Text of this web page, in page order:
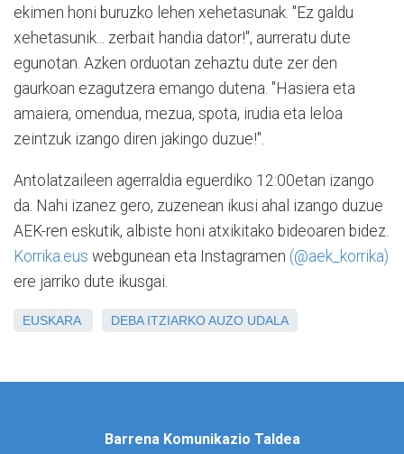
ekimen honi buruzko lehen xehetasunak. "Ez galdu
xehetasunik... zerbait handia dator!", aurreratu dute
egunotan. Azken orduotan zehaztu dute zer den
gaurkoan ezagutzera emango dutena. "Hasiera eta
amaiera, omendua, mezua, spota, irudia eta leloa
zeintzuk izango diren jakingo duzue!".
Antolatzaileen agerraldia eguerdiko 12:00etan izango
da. Nahi izanez gero, zuzenean ikusi ahal izango duzue
AEK-ren eskutik, albiste honi atxikitako bideoaren bidez.
Korrika.eus webgunean eta Instagramen (@aek_korrika)
ere jarriko dute ikusgai.
EUSKARA DEBA ITZIARKO AUZO UDALA
Barrena Komunikazio Taldea